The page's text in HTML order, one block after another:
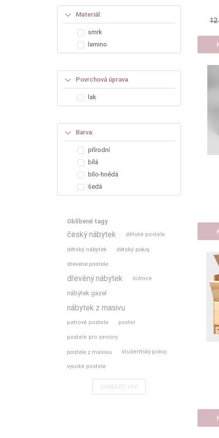
Materiál:
smrk
lamino
Povrchová úprava
lak
Barva:
přírodní
bílá
bílo-hnědá
šedá
Oblíbené tagy
český nábytek dětské postele
dětský nábytek dětský pokoj
dřevěné postele
dřevěný nábytek ložnice
nábytek gazel
nábytek z masivu
patrové postele postel
postele pro seniory
postele z masivu studentský pokoj
vysoké postele
ZOBRAZIT VŠE
12